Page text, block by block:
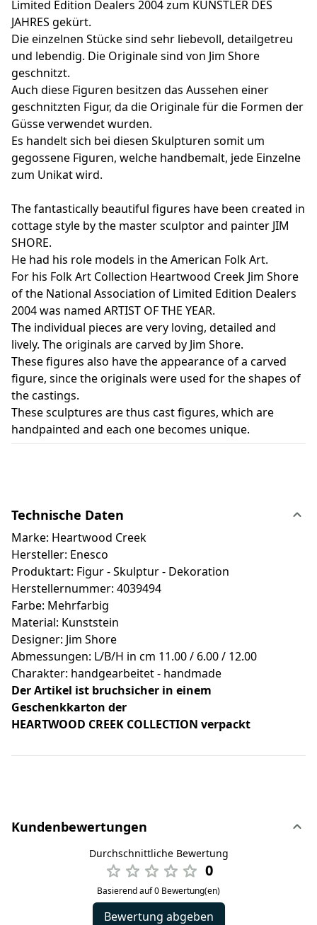
Limited Edition Dealers 2004 zum KÜNSTLER DES
JAHRES gekürt.
Die einzelnen Stücke sind sehr liebevoll, detailgetreu
und lebendig. Die Originale sind von Jim Shore
geschnitzt.
Auch diese Figuren besitzen das Aussehen einer
geschnitzten Figur, da die Originale für die Formen der
Güsse verwendet wurden.
Es handelt sich bei diesen Skulpturen somit um
gegossene Figuren, welche handbemalt, jede Einzelne
zum Unikat wird.
The fantastically beautiful figures have been created in
cottage style by the master sculptor and painter JIM
SHORE.
He had his role models in the American Folk Art.
For his Folk Art Collection Heartwood Creek Jim Shore
of the National Association of Limited Edition Dealers
2004 was named ARTIST OF THE YEAR.
The individual pieces are very loving, detailed and
lively. The originals are carved by Jim Shore.
These figures also have the appearance of a carved
figure, since the originals were used for the shapes of
the castings.
These sculptures are thus cast figures, which are
handpainted and each one becomes unique.
Technische Daten
Marke: Heartwood Creek
Hersteller: Enesco
Produktart: Figur - Skulptur - Dekoration
Herstellernummer: 4039494
Farbe: Mehrfarbig
Material: Kunststein
Designer: Jim Shore
Abmessungen: L/B/H in cm 11.00 / 6.00 / 12.00
Charakter: handgearbeitet - handmade
Der Artikel ist bruchsicher in einem
Geschenkkarton der
HEARTWOOD CREEK COLLECTION verpackt
Kundenbewertungen
Durchschnittliche Bewertung
0
Basierend auf 0 Bewertung(en)
Bewertung abgeben